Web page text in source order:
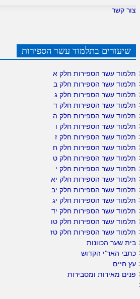
צור קשר
שיעורים בתלמוד עשר הספירות
תלמוד עשר הספירות חלק א
תלמוד עשר הספירות חלק ב
תלמוד עשר הספירות חלק ג
תלמוד עשר הספירות חלק ד
תלמוד עשר הספירות חלק ה
תלמוד עשר הספירות חלק ו
תלמוד עשר הספירות חלק ז
תלמוד עשר הספירות חלק ח
תלמוד עשר הספירות חלק ט
תלמוד עשר הספירות חלק י
תלמוד עשר הספירות חלק יא
תלמוד עשר הספירות חלק יב
תלמוד עשר הספירות חלק יג
תלמוד עשר הספירות חלק יד
תלמוד עשר הספירות חלק טו
תלמוד עשר הספירות חלק טז
בית שער הכוונות
כתבי האר"י הקדוש
עץ חיים
פנים מאירות ומסבירות